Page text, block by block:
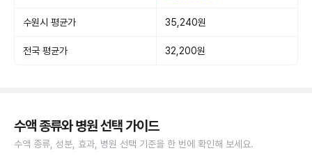
수원시 평균가 35,240원
전국 평균가 32,200원
수액 종류와 병원 선택 가이드
수액 종류, 성분, 효과, 병원 선택 기준을 한 번에 확인해 보세요.